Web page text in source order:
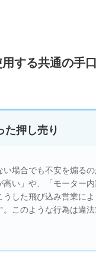
する共通の手口
た押し売り
場合でも不安を煽る
い」や、「モーター
した飛び込み営業に
このような行為は違